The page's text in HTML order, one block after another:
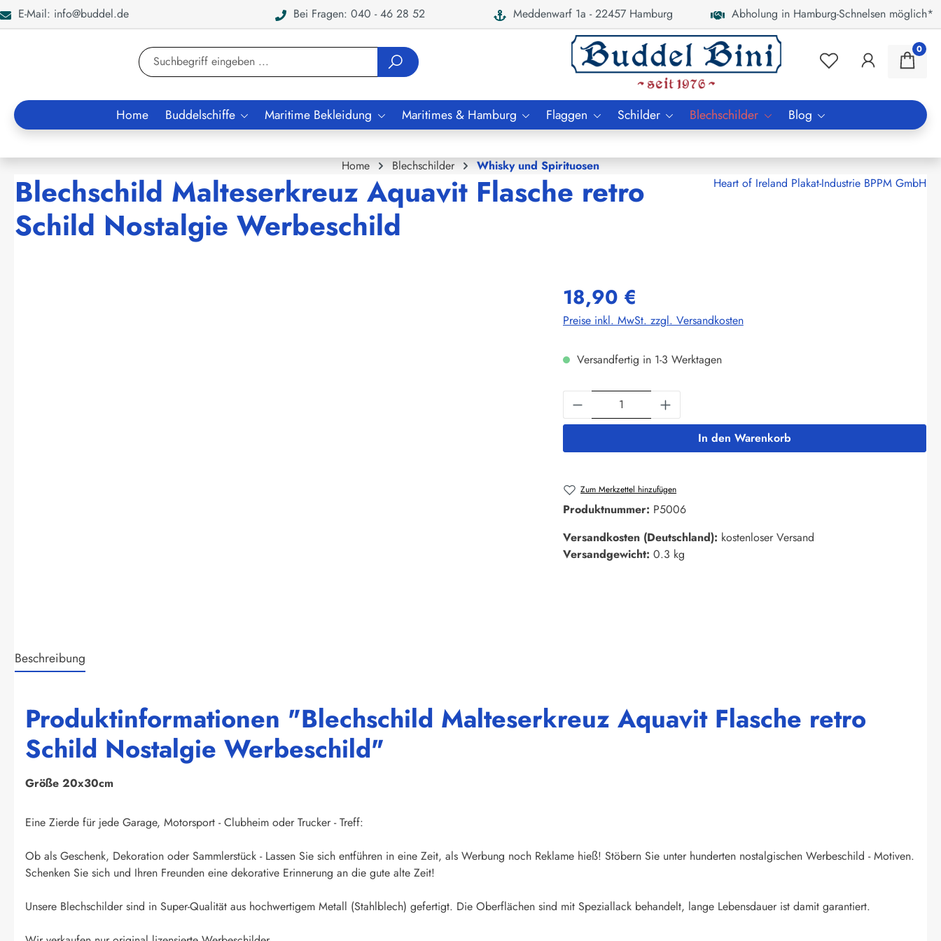
Zur Suche springen
E-Mail: info@buddel.de Bei Fragen: 040 - 46 28 52 Meddenwarf 1a - 22457 Hamburg Abholung in Hamburg-Schnelsen möglich*
0
Home Buddelschiffe Maritime Bekleidung Maritimes & Hamburg Flaggen Schilder Blechschilder Blog
Home Blechschilder Whisky und Spirituosen
Blechschild Malteserkreuz Aquavit Flasche retro
Schild Nostalgie Werbeschild
Heart of Ireland Plakat-Industrie BPPM GmbH
18,90 €
Preise inkl. MwSt. zzgl. Versandkosten
Versandfertig in 1-3 Werktagen
Produkt Anzahl: Gib den gewünschten Wert ein
In den Warenkorb
Zum Merkzettel hinzufügen
Produktnummer: P5006
Versandkosten (Deutschland): kostenloser Versand
Versandgewicht: 0.3 kg
Beschreibung
Produktinformationen "Blechschild Malteserkreuz Aquavit Flasche retro
Schild Nostalgie Werbeschild"
Größe 20x30cm
Eine Zierde für jede Garage, Motorsport - Clubheim oder Trucker - Treff:
Ob als Geschenk, Dekoration oder Sammlerstück - Lassen Sie sich entführen in eine Zeit, als Werbung noch Reklame hieß! Stöbern Sie unter hunderten nostalgischen Werbeschild - Motiven.
Schenken Sie sich und Ihren Freunden eine dekorative Erinnerung an die gute alte Zeit!
Unsere Blechschilder sind in Super-Qualität aus hochwertigem Metall (Stahlblech) gefertigt. Die Oberflächen sind mit Speziallack behandelt, lange Lebensdauer ist damit garantiert.